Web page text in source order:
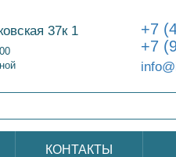
37к 1
+7
+7
КОНТАКТЫ